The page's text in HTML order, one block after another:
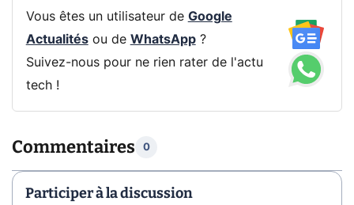
Vous êtes un utilisateur de Google
Actualitésou de WhatsApp?
Suivez-nous pour ne rien rater de l'actu
tech !
Commentaires 0
Participer à la discussion